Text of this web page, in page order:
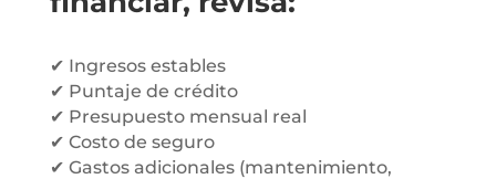
✔ Ingresos estables
✔ Puntaje de crédito
✔ Presupuesto mensual real
✔ Costo de seguro
✔ Gastos adicionales (mantenimiento,